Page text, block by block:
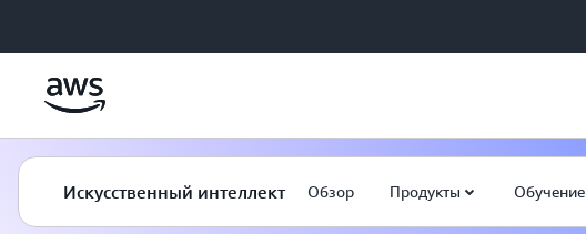
Искусственный интеллект Обзор Продукты Обучение